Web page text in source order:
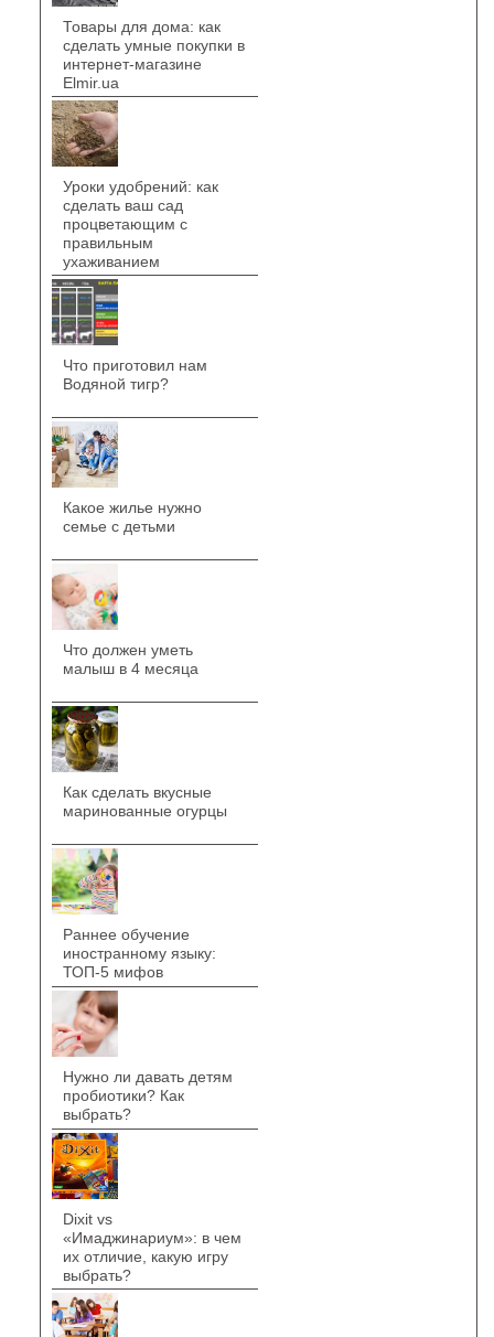
Товары для дома: как
сделать умные покупки в
интернет-магазине
Elmir.ua
Уроки удобрений: как
сделать ваш сад
процветающим с
правильным
ухаживанием
Что приготовил нам
Водяной тигр?
Какое жилье нужно
семье с детьми
Что должен уметь
малыш в 4 месяца
Как сделать вкусные
маринованные огурцы
Раннее обучение
иностранному языку:
ТОП-5 мифов
Нужно ли давать детям
пробиотики? Как
выбрать?
Dixit vs
«Имаджинариум»: в чем
их отличие, какую игру
выбрать?